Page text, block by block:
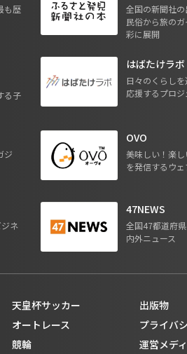
も歴
全国の新聞社の
民俗から旅の
彩に展開
る子
はばたけラボ
日々のくらし
応援するプロジ
ジ
OVO
美味しい！楽
を発信するウ
ネ
47NEWS
全国47都道府
内外ニュース
天皇杯サッカー
オートレース
競輪
出版物
プライバ
運営メデ